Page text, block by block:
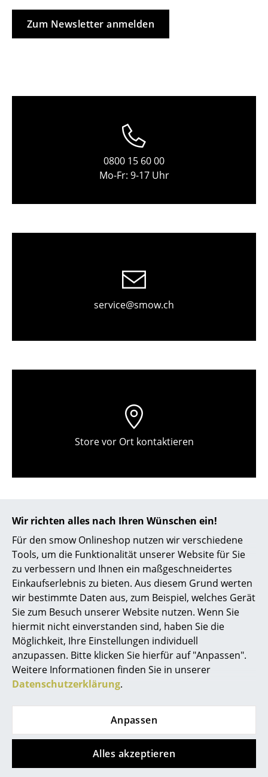
Wir richten alles nach Ihren Wünschen ein!
Für den smow Onlineshop nutzen wir verschiedene
Tools, um die Funktionalität unserer Website für Sie
zu verbessern und Ihnen ein maßgeschneidertes
Einkaufserlebnis zu bieten. Aus diesem Grund werten
wir bestimmte Daten aus, zum Beispiel, welches Gerät
Sie zum Besuch unserer Website nutzen. Wenn Sie
hiermit nicht einverstanden sind, haben Sie die
Möglichkeit, Ihre Einstellungen individuell
anzupassen. Bitte klicken Sie hierfür auf "Anpassen".
Weitere Informationen finden Sie in unserer
Datenschutzerklärung.
Anpassen
Alles akzeptieren
Esstische
Stehtische & Stehpulte
Gartentische
Beistell- & Rollcontainer
Kleinaufbewahrung
Einzelteile
... alle Aufbewahrungsmöbel
Licht
Hängeleuchten & Deckenleuchten
Tischleuchten
Schreibtischleuchten
Stehleuchten & Leseleuchten
Wandleuchten
Zum Newsletter anmelden
0800 15 60 00
Mo-Fr: 9-17 Uhr
service@smow.ch
Store vor Ort kontaktieren
Hilfe & Service
Kontakt
Bezahlung
Versand
FAQ
Rückgabe & Umtausch
Unsere Vorteile auf einen Blick
USM Anfertigung nach Maß
Kostenlosen Versand nach Deutschland
Schnelle Lieferung